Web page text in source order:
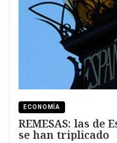
ECONOMÍA
REMESAS: las de
se han triplicado